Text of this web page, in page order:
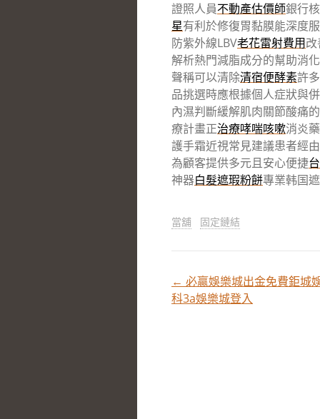
證照人員不動產估價師銀行
星有利於修復胃黏膜能深度
防紫外線LBV老花雷射費用
解析熱門減脂成分的幫助消
聲稱可以清除清宿便酵素許
品挑選時應根據個人症狀與
內濕判斷緩解肌肉關節酸痛的
療計畫正治療哮喘咳嗽消炎
護手霜近視常見建議患者經
為顧客提供多元且安心便捷
神器白髮遮瑕粉餅專業韩国
當舖 固定鏈結
文
← 必贏娛樂城出金免費鉅城
科3a娛樂城登入